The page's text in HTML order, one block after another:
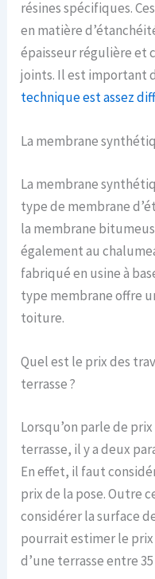
résines spécifiques.
en matière
épaisseur régulière et
joints. Il est important
technique est assez
La membrane
La membrane
type de membrane
la membrane
également au
fabriqué en usine à
type membrane offre
toiture.
Quel est le prix des
terrasse ?
Lorsqu’on parle de
terrasse, il y a deux
En effet, il faut
prix de la pose. Outre
considérer la surface
pourrait estimer le
d’une terrasse entre